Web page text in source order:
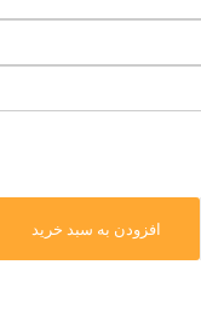
افزودن به سبد خرید